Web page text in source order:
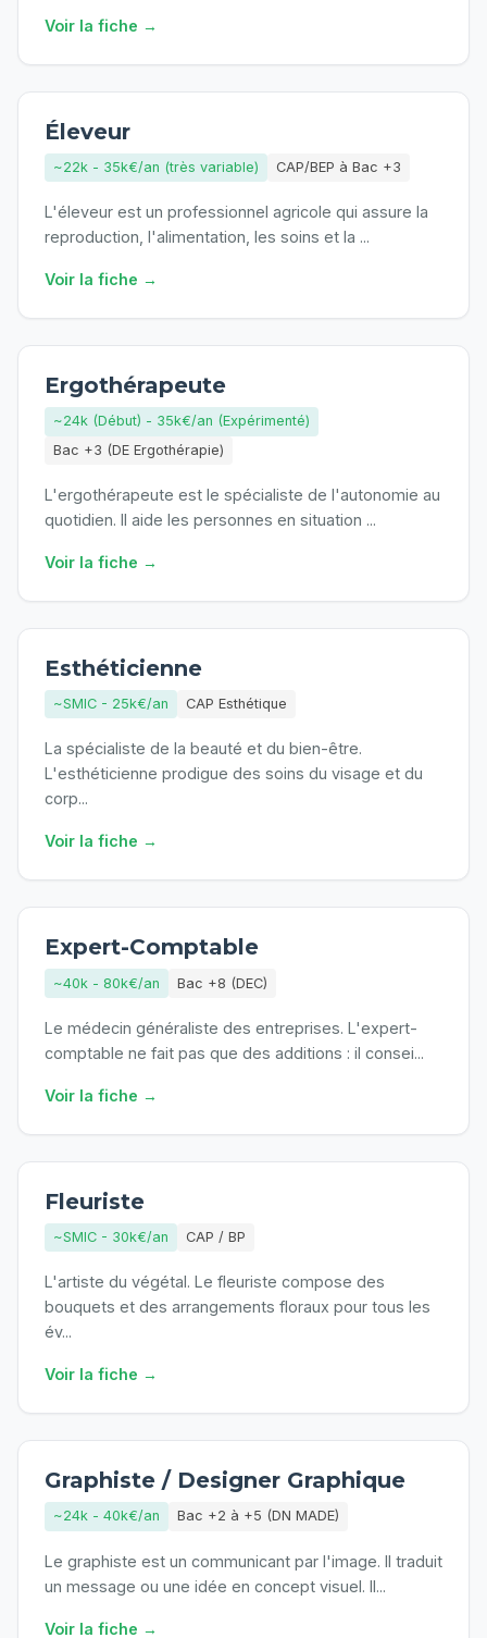
Voir la fiche →
Éleveur
~22k - 35k€/an (très variable) CAP/BEP à Bac +3
L'éleveur est un professionnel agricole qui assure la
reproduction, l'alimentation, les soins et la ...
Voir la fiche →
Ergothérapeute
~24k (Début) - 35k€/an (Expérimenté)
Bac +3 (DE Ergothérapie)
L'ergothérapeute est le spécialiste de l'autonomie au
quotidien. Il aide les personnes en situation ...
Voir la fiche →
Esthéticienne
~SMIC - 25k€/an CAP Esthétique
La spécialiste de la beauté et du bien-être.
L'esthéticienne prodigue des soins du visage et du
corp...
Voir la fiche →
Expert-Comptable
~40k - 80k€/an Bac +8 (DEC)
Le médecin généraliste des entreprises. L'expert-
comptable ne fait pas que des additions : il consei...
Voir la fiche →
Fleuriste
~SMIC - 30k€/an CAP / BP
L'artiste du végétal. Le fleuriste compose des
bouquets et des arrangements floraux pour tous les
év...
Voir la fiche →
Graphiste / Designer Graphique
~24k - 40k€/an Bac +2 à +5 (DN MADE)
Le graphiste est un communicant par l'image. Il traduit
un message ou une idée en concept visuel. Il...
Voir la fiche →